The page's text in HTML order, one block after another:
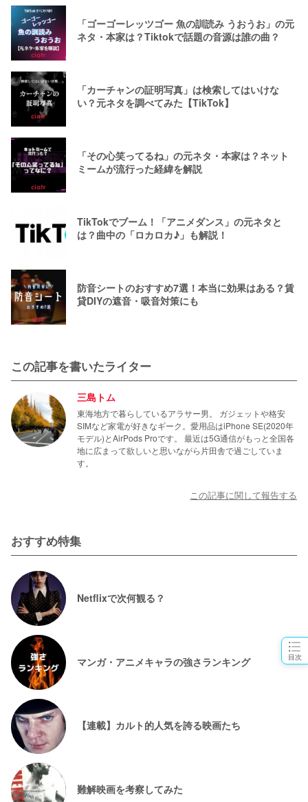
目次
「ゴーゴーレッツゴー 魚の訓読み うおうお」の元
ネタ・本家は？Tiktokで話題の音源は誰の曲？
「カーチャンの証明写真」は検索してはいけな
い？元ネタを調べてみた【TikTok】
「その心笑ってるね」の元ネタ・本家は？ネット
ミームが流行った経緯を解説
TikTokでブーム！「アニメダンス」の元ネタと
は？曲中の「ロカロカ♪」も解説！
防音シートのおすすめ7選！本当に効果はある？賃
貸DIYの遮音・吸音対策にも
この記事を書いたライター
三島トム
東海地方で暮らしているアラサー男。 ガジェットや格安
SIMなど家電が好きなギーク。愛用品はiPhone SE(2020年
モデル)とAirPods Proです。 最近は5G通信がもっと全国各
地に広まって欲しいと思いながら片田舎で過ごしていま
す。
この記事に関して報告する
おすすめ特集
Netflixで次何観る？
マンガ・アニメキャラの強さランキング
【連載】カルト的人気を誇る映画たち
難解映画を考察してみた